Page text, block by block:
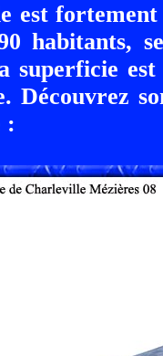
est fortement
habitants,
superficie
Découvrez
: